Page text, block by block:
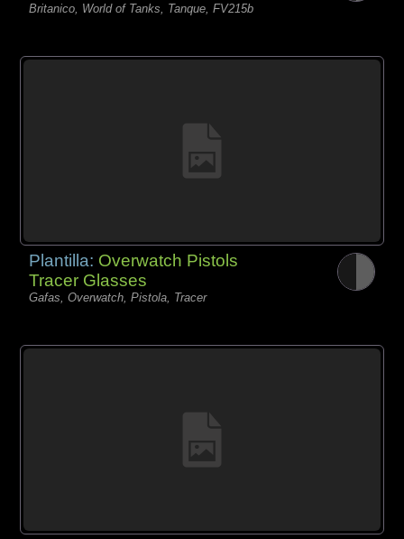
Britanico, World of Tanks, Tanque, FV215b
Plantilla: Overwatch Pistols
Tracer Glasses
Gafas, Overwatch, Pistola, Tracer